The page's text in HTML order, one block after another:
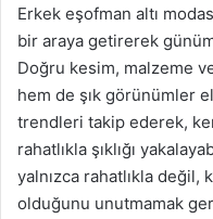
Erkek eşofman altı
bir araya getirerek
Doğru kesim, malzeme
hem de şık görünümler
trendleri takip ederek,
rahatlıkla şıklığı
yalnızca rahatlıkla
olduğunu unutmamak